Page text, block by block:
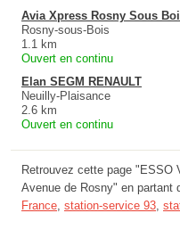
Avia Xpress Rosny Sous
Rosny-sous-Bois
1.1 km
Ouvert en continu
Elan SEGM RENAULT
Neuilly-Plaisance
2.6 km
Ouvert en continu
Retrouvez cette page "ESSO
Avenue de Rosny" en partant
France station-service 93